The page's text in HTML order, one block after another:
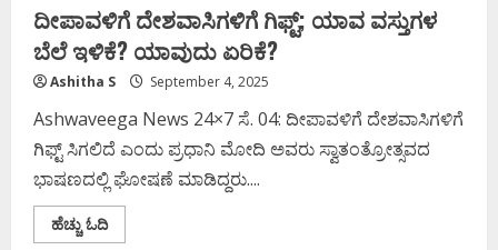
ದೀಪಾವಳಿಗೆ ದೇಶವಾಸಿಗಳಿಗೆ ಗಿಫ್ಟ್‌; ಯಾವ ವಸ್ತುಗಳ
ಬೆಲೆ ಇಳಿಕೆ? ಯಾವುದು ಏರಿಕೆ?
Ashitha S September 4, 2025
Ashwaveega News 24×7 ಸೆ. 04: ದೀಪಾವಳಿಗೆ ದೇಶವಾಸಿಗಳಿಗೆ
ಗಿಫ್ಟ್ ಸಿಗಲಿದೆ ಎಂದು ಪ್ರಧಾನಿ ಮೋದಿ ಅವರು ಸ್ವಾತಂತ್ರೋತ್ಸವದ
ಭಾಷಣದಲ್ಲಿ ಘೋಷಣೆ ಮಾಡಿದ್ದರು....
ಹೆಚ್ಚು ಓದಿRead
more